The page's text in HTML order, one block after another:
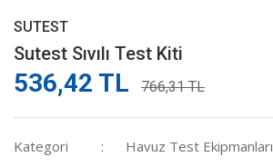
SUTEST
Sutest Sıvılı Test Kiti
536,42 TL 766,31 TL
Kategori
Havuz Test Ekipmanları